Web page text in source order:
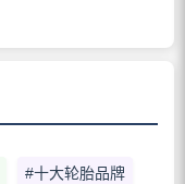
#十大轮胎品牌